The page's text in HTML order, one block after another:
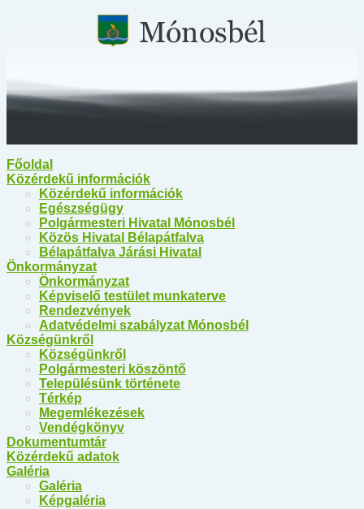
Főoldal
Közérdekű információk
Közérdekű információk
Egészségügy
Polgármesteri Hivatal Mónosbél
Közös Hivatal Bélapátfalva
Bélapátfalva Járási Hivatal
Önkormányzat
Önkormányzat
Képviselő testület munkaterve
Rendezvények
Adatvédelmi szabályzat Mónosbél
Községünkről
Községünkről
Polgármesteri köszöntő
Településünk története
Térkép
Megemlékezések
Vendégkönyv
Dokumentumtár
Közérdekű adatok
Galéria
Galéria
Képgaléria